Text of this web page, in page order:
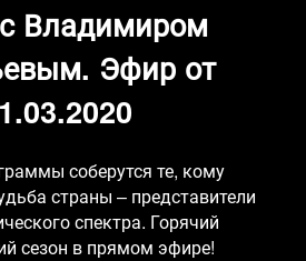
Владимиром
Эфир от
соберутся те, кому
страны – представители
спектра. Горячий
сезон в прямом эфире!